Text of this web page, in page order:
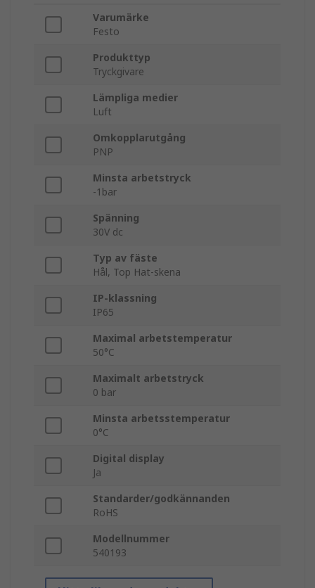
Varumärke
Festo
Produkttyp
Tryckgivare
Lämpliga medier
Luft
Omkopplarutgång
PNP
Minsta arbetstryck
-1bar
Spänning
30V dc
Typ av fäste
Hål, Top Hat-skena
IP-klassning
IP65
Maximal arbetstemperatur
50°C
Maximalt arbetstryck
0 bar
Minsta arbetsstemperatur
0°C
Digital display
Ja
Standarder/godkännanden
RoHS
Modellnummer
540193